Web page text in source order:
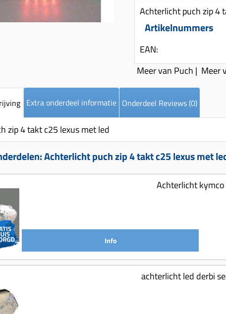
Achterlicht puch zip 4
Artikelnummers
EAN:
Meer van Puch | Meer
Extra onderdeel informatie Onderdeel Reviews (0)
zip 4 takt c25 lexus met led
Achterlicht puch zip 4 takt c25 lexus met
Achterlicht
Info
achterlicht led derbi